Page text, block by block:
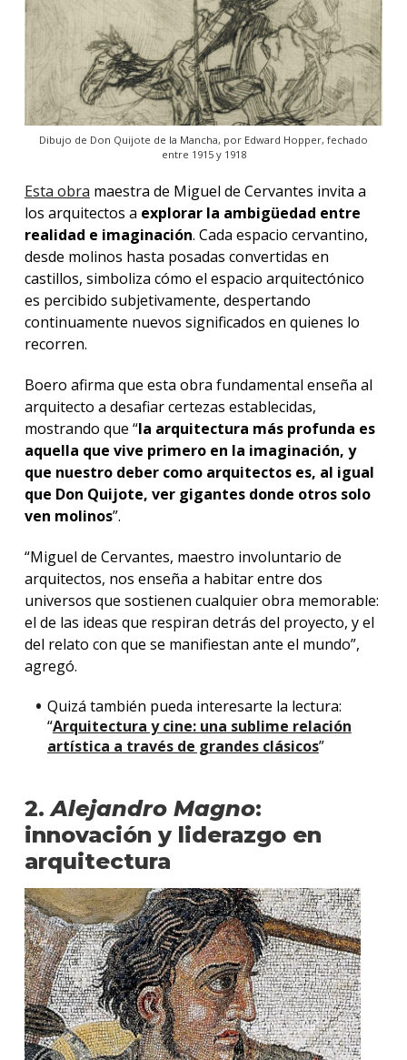
Dibujo de Don Quijote de la Mancha, por Edward Hopper, fechado
entre 1915 y 1918
Esta obra maestra de Miguel de Cervantes invita a
los arquitectos a explorar la ambigüedad entre
realidad e imaginación. Cada espacio cervantino,
desde molinos hasta posadas convertidas en
castillos, simboliza cómo el espacio arquitectónico
es percibido subjetivamente, despertando
continuamente nuevos significados en quienes lo
recorren.
Boero afirma que esta obra fundamental enseña al
arquitecto a desafiar certezas establecidas,
mostrando que “la arquitectura más profunda es
aquella que vive primero en la imaginación, y
que nuestro deber como arquitectos es, al igual
que Don Quijote, ver gigantes donde otros solo
ven molinos”.
“Miguel de Cervantes, maestro involuntario de
arquitectos, nos enseña a habitar entre dos
universos que sostienen cualquier obra memorable:
el de las ideas que respiran detrás del proyecto, y el
del relato con que se manifiestan ante el mundo”,
agregó.
Quizá también pueda interesarte la lectura:
“Arquitectura y cine: una sublime relación
artística a través de grandes clásicos”
2.Alejandro Magno:
innovación y liderazgo en
arquitectura